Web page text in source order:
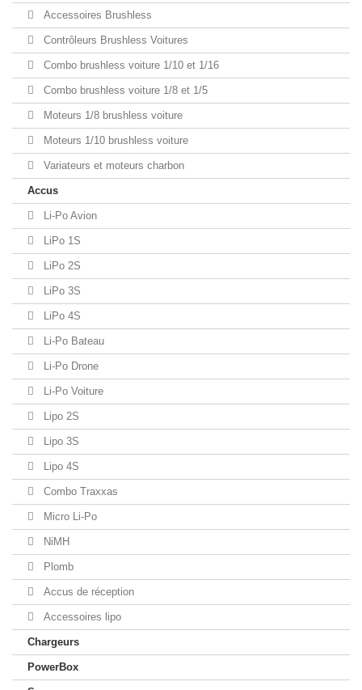
Accessoires Brushless
Contrôleurs Brushless Voitures
Combo brushless voiture 1/10 et 1/16
Combo brushless voiture 1/8 et 1/5
Moteurs 1/8 brushless voiture
Moteurs 1/10 brushless voiture
Variateurs et moteurs charbon
Accus
Li-Po Avion
LiPo 1S
LiPo 2S
LiPo 3S
LiPo 4S
Li-Po Bateau
Li-Po Drone
Li-Po Voiture
Lipo 2S
Lipo 3S
Lipo 4S
Combo Traxxas
Micro Li-Po
NiMH
Plomb
Accus de réception
Accessoires lipo
Chargeurs
PowerBox